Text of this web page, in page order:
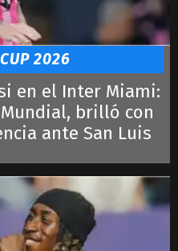
2026
en el Inter Miami:
brilló con
ante San Luis